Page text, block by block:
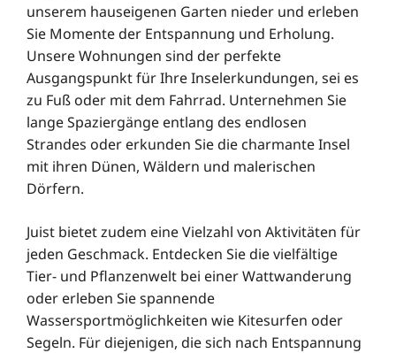
unserem hauseigenen Garten nieder und erleben
Sie Momente der Entspannung und Erholung.
Unsere Wohnungen sind der perfekte
Ausgangspunkt für Ihre Inselerkundungen, sei es
zu Fuß oder mit dem Fahrrad. Unternehmen Sie
lange Spaziergänge entlang des endlosen
Strandes oder erkunden Sie die charmante Insel
mit ihren Dünen, Wäldern und malerischen
Dörfern.
Juist bietet zudem eine Vielzahl von Aktivitäten für
jeden Geschmack. Entdecken Sie die vielfältige
Tier- und Pflanzenwelt bei einer Wattwanderung
oder erleben Sie spannende
Wassersportmöglichkeiten wie Kitesurfen oder
Segeln. Für diejenigen, die sich nach Entspannung